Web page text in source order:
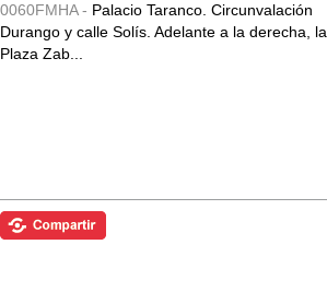
0060FMHA - Palacio Taranco. Circunvalación
Durango y calle Solís. Adelante a la derecha, la
Plaza Zab...